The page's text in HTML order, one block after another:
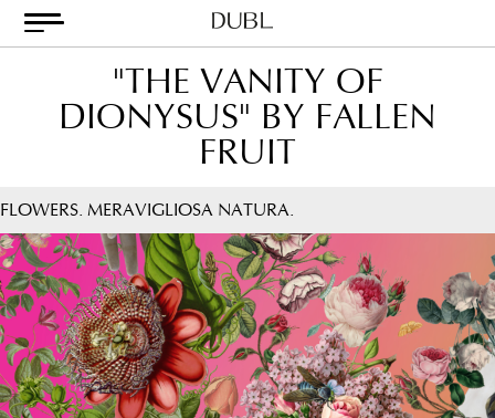
Skip
Dubl
Metodo
Classico
"THE VANITY OF
DIONYSUS" BY FALLEN
FRUIT
FLOWERS. MERAVIGLIOSA NATURA.